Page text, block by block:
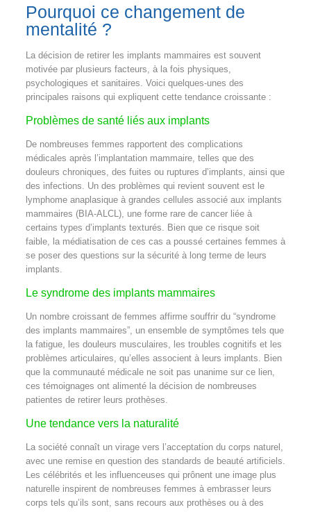
Pourquoi ce changement de
mentalité ?
La décision de retirer les implants mammaires est souvent
motivée par plusieurs facteurs, à la fois physiques,
psychologiques et sanitaires. Voici quelques-unes des
principales raisons qui expliquent cette tendance croissante :
Problèmes de santé liés aux implants
De nombreuses femmes rapportent des complications
médicales après l’implantation mammaire, telles que des
douleurs chroniques, des fuites ou ruptures d’implants, ainsi que
des infections. Un des problèmes qui revient souvent est le
lymphome anaplasique à grandes cellules associé aux implants
mammaires (BIA-ALCL), une forme rare de cancer liée à
certains types d’implants texturés. Bien que ce risque soit
faible, la médiatisation de ces cas a poussé certaines femmes à
se poser des questions sur la sécurité à long terme de leurs
implants.
Le syndrome des implants mammaires
Un nombre croissant de femmes affirme souffrir du “syndrome
des implants mammaires”, un ensemble de symptômes tels que
la fatigue, les douleurs musculaires, les troubles cognitifs et les
problèmes articulaires, qu’elles associent à leurs implants. Bien
que la communauté médicale ne soit pas unanime sur ce lien,
ces témoignages ont alimenté la décision de nombreuses
patientes de retirer leurs prothèses.
Une tendance vers la naturalité
La société connaît un virage vers l’acceptation du corps naturel,
avec une remise en question des standards de beauté artificiels.
Les célébrités et les influenceuses qui prônent une image plus
naturelle inspirent de nombreuses femmes à embrasser leurs
corps tels qu’ils sont, sans recours aux prothèses ou à des